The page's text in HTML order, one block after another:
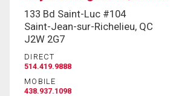
133 Bd Saint-Luc #104
Saint-Jean-sur-Richelieu, QC
J2W 2G7
DIRECT
514.419.9888
MOBILE
438.937.1098